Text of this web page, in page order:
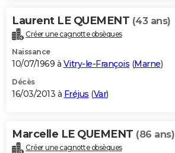
Laurent LE QUEMENT (43 ans)
Créer une cagnotte obsèques
Naissance
10/07/1969 à Vitry-le-François (Marne)
Décès
16/03/2013 à Fréjus (Var)
Marcelle LE QUEMENT (86 ans)
Créer une cagnotte obsèques